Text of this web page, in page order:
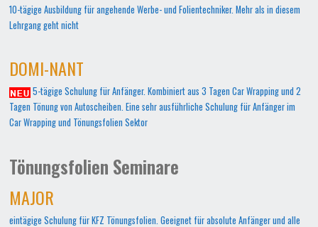
10-tägige Ausbildung für angehende Werbe- und Folientechniker. Mehr als in diesem
Lehrgang geht nicht
DOMI-NANT
5-tägige Schulung für Anfänger. Kombiniert aus 3 Tagen Car Wrapping und 2
Tagen Tönung von Autoscheiben. Eine sehr ausführliche Schulung für Anfänger im
Car Wrapping und Tönungsfolien Sektor
Tönungsfolien Seminare
MAJOR
eintägige Schulung für KFZ Tönungsfolien. Geeignet für absolute Anfänger und alle